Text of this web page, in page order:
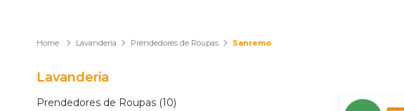
Lavanderia Prendedores de Roupas Sanremo
Lavanderia
Prendedores de Roupas (10)